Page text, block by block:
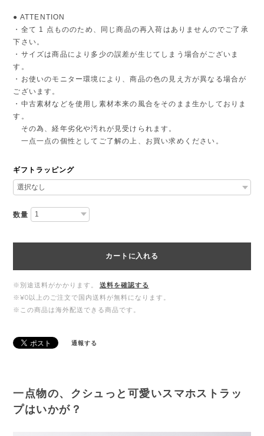
● ATTENTION
・全て 1 点もののため、同じ商品の再入荷はありませんのでご了承
下さい。
・サイズは商品により多少の誤差が生じてしまう場合がございま
す。
・お使いのモニター環境により、商品の色の見え方が異なる場合が
ございます。
・中古素材などを使用し素材本来の風合をそのまま生かしておりま
す。
その為、経年劣化や汚れが見受けられます。
一点一点の個性としてご了解の上、お買い求めください。
ギフトラッピング
数量
カートに入れる
※別途送料がかかります。
送料を確認する
※¥0以上のご注文で国内送料が無料になります。
※この商品は海外配送できる商品です。
通報する
一点物の、クシュっと可愛いスマホストラッ
プはいかが？